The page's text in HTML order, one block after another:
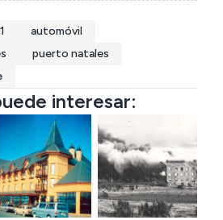
automóvil
puerto natales
interesar: